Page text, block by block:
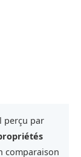
perçu par
comparaison